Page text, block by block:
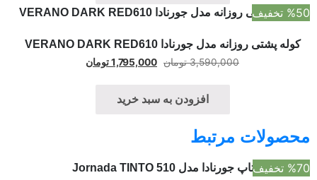
تخفیف
کوله پشتی روزانه مدل جورنادا VERANO DARK RED610
3,590,000 تومان 1,795,000تومان
افزودن به سبد خرید
مرتبط
تخفیف